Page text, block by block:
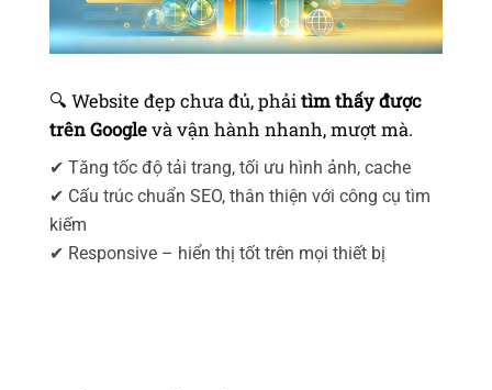
🔍 Website đẹp chưa đủ, phảitìm thấy được
trên Googlevà vận hành nhanh, mượt mà.
✔ Tăng tốc độ tải trang, tối ưu hình ảnh, cache
✔ Cấu trúc chuẩn SEO, thân thiện với công cụ tìm
kiếm
✔ Responsive – hiển thị tốt trên mọi thiết bị